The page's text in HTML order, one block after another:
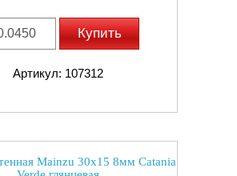
Купить
Артикул: 107312
Mainzu 30x15 8мм Catania